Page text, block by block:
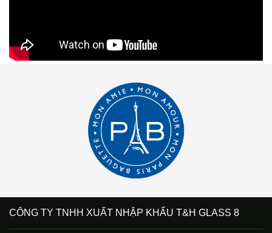
CÔNG TY TNHH XUẤT NHẬP KHẨU T&H GLASS 8